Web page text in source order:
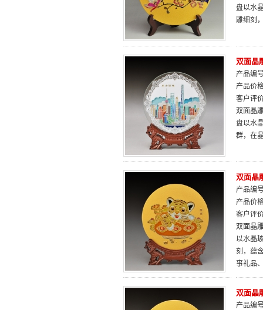
盘以水
雕细刻
双面晶
产品编
产品价
客户评
双面晶
盘以水
群，在
双面晶
产品编
产品价
客户评
双面晶
以水晶
刻，蕴
事礼品
双面晶
产品编